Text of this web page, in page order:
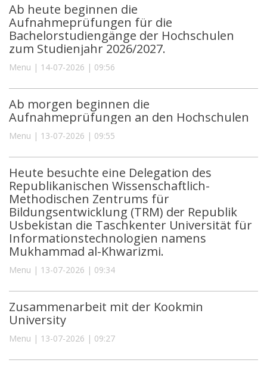
Ab heute beginnen die
Aufnahmeprüfungen für die
Bachelorstudiengänge der Hochschulen
zum Studienjahr 2026/2027.
Menu | 14-07-2026 | 09:56
Ab morgen beginnen die
Aufnahmeprüfungen an den Hochschulen
Menu | 13-07-2026 | 09:55
Heute besuchte eine Delegation des
Republikanischen Wissenschaftlich-
Methodischen Zentrums für
Bildungsentwicklung (TRM) der Republik
Usbekistan die Taschkenter Universität für
Informationstechnologien namens
Mukhammad al-Khwarizmi.
Menu | 13-07-2026 | 09:34
Zusammenarbeit mit der Kookmin
University
Menu | 13-07-2026 | 09:27